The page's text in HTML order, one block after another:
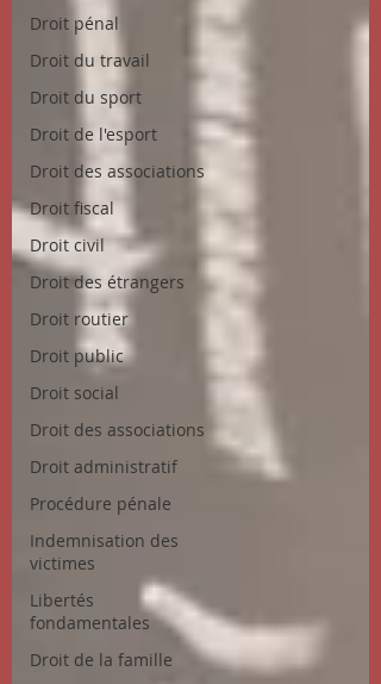
Droit pénal
Droit du travail
Droit du sport
Droit de l'esport
Droit des associations
Droit fiscal
Droit civil
Droit des étrangers
Droit routier
Droit public
Droit social
Droit des associations
Droit administratif
Procédure pénale
Indemnisation des
victimes
Libertés
fondamentales
Droit de la famille